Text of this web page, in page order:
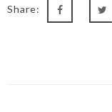
Share: